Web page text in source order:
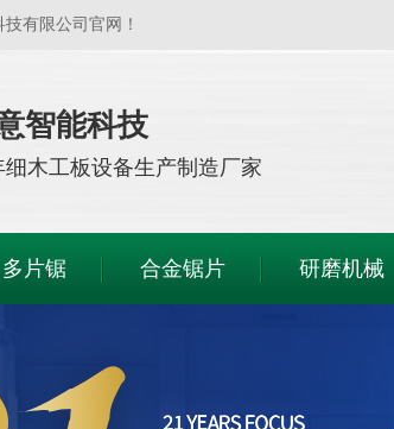
有限公司官网！
智能科技
细木工板设备生产制造厂家
多片锯 合金锯片 研磨机械